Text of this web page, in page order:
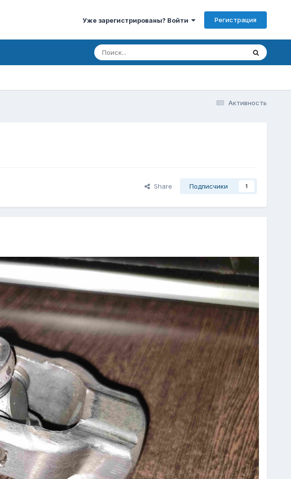
Уже зарегистрированы? Войти Регистрация
Активность
Share Подписчики 1